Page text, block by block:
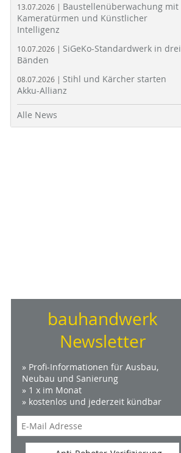
13.07.2026 | Baustellenüberwachung mit
Kameratürmen und Künstlicher
Intelligenz
10.07.2026 | SiGeKo-Standardwerk in drei
Bänden
08.07.2026 | Stihl und Kärcher starten
Akku-Allianz
Alle News
bauhandwerk
Newsletter
» Profi-Informationen für Ausbau,
Neubau und Sanierung
» 1 x im Monat
» kostenlos und jederzeit kündbar